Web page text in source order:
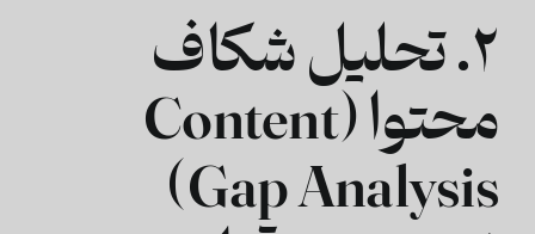
۲. تحلیل شکاف
محتوا (Content
Gap Analysis)